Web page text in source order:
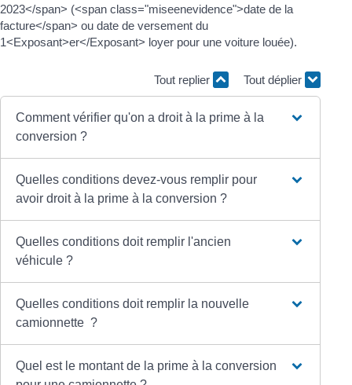
2023</span> (<span class="miseenevidence">date de la
facture</span> ou date de versement du
1<Exposant>er</Exposant> loyer pour une voiture louée).
Tout replier Tout déplier
Comment vérifier qu'on a droit à la prime à la
conversion ?
Quelles conditions devez-vous remplir pour
avoir droit à la prime à la conversion ?
Quelles conditions doit remplir l'ancien
véhicule ?
Quelles conditions doit remplir la nouvelle
camionnette ?
Quel est le montant de la prime à la conversion